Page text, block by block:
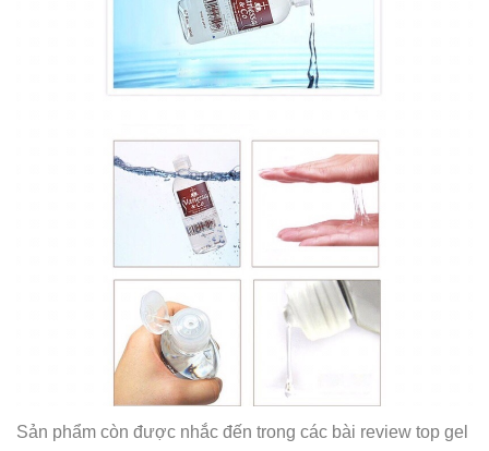
Sản phẩm còn được nhắc đến trong các bài review top gel